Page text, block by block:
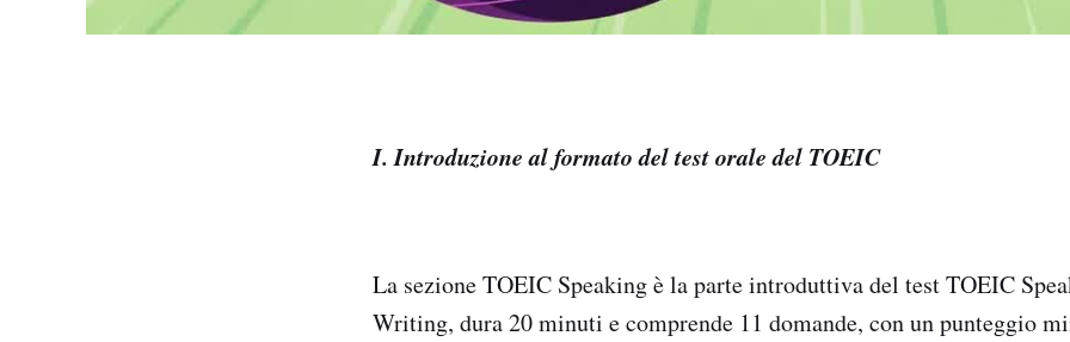
I. Introduzione al formato del test orale del TOEIC
La sezione TOEIC Speaking è la parte introduttiva del test TOEIC
Writing, dura 20 minuti e comprende 11 domande, con un punteggio